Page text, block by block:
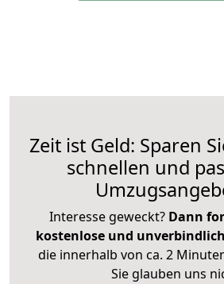
Zeit ist Geld: Sparen
schnellen und
Interesse geweckt? Dann
kostenlose und
die innerhalb von ca. 2
Sie glauben uns